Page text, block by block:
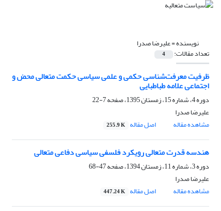
نویسنده =علیرضا صدرا
تعداد مقالات: 4
ظرفیت معرفت‌شناسی حکمی و علمی سیاسی حکمت متعالی محض و
اجتماعی علامه طباطبایی
دوره 4، شماره 15، زمستان 1395، صفحه
7-22
علیرضا صدرا
مشاهده مقاله
اصل مقاله 255.9 K
هندسه قدرت متعالی رویکرد فلسفی سیاسی دفاعی متعالی
دوره 3، شماره 11، زمستان 1394، صفحه
47-68
علیرضا صدرا
مشاهده مقاله
اصل مقاله 447.24 K